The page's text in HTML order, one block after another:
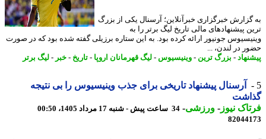
خبرگزاری خبرآنلاین؛ آرسنال یکی از بزرگ
پیشنهادهای مالی تاریخ لیگ برتر را به
جونیور ارائه کرده بود. به این ستاره برزیلی گفته شده بود که در صورت
در لندن، ...
-بزرگ ترین- وینیسیوس-لیگ قهرمانان اروپا - تاریخ- خبر-لیگ برتر
آرسنال پیشنهاد تاریخی برای جذب وینیسیوس را بی نتیجه
نیوز-ورزشی-34 ساعت پیش - شنبه 17 مرداد 1405، 00:50